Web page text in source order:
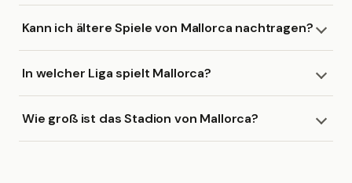
Kann ich ältere Spiele von Mallorca nachtragen?
In welcher Liga spielt Mallorca?
Wie groß ist das Stadion von Mallorca?